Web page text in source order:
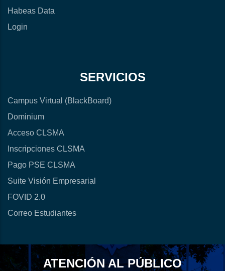
Habeas Data
Login
SERVICIOS
Campus Virtual (BlackBoard)
Dominium
Acceso CLSMA
Inscripciones CLSMA
Pago PSE CLSMA
Suite Visión Empresarial
FOVID 2.0
Correo Estudiantes
ATENCIÓN AL PÚBLICO